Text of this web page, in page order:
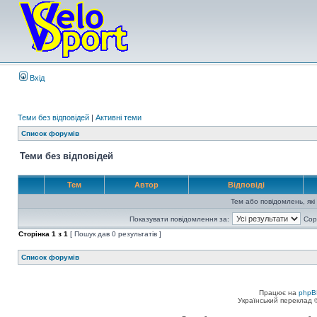
Вхід
Теми без відповідей | Активні теми
Список форумів
Теми без відповідей
Тем Автор Відповіді
Тем або повідомлень,
Показувати повідомлення за:
Сторінка 1 з 1 [ Пошук дав 0 результатів ]
Список форумів
Працює на
Український